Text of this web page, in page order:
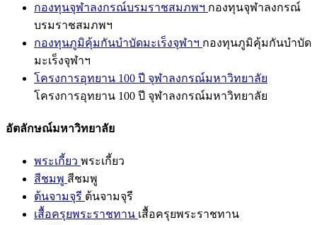
กองทุนจุฬาลงกรณ์บรมราชสมภพฯ กองทุนจุฬาลงกรณ์
บรมราชสมภพฯ
กองทุนภูมิคุ้มกันบำบัดมะเร็งจุฬาฯ กองทุนภูมิคุ้มกันบำบัด
มะเร็งจุฬาฯ
โครงการอุทยาน 100 ปี จุฬาลงกรณ์มหาวิทยาลัย
โครงการอุทยาน 100 ปี จุฬาลงกรณ์มหาวิทยาลัย
อัตลักษณ์มหาวิทยาลัย
พระเกี้ยว พระเกี้ยว
สีชมพู สีชมพู
ต้นจามจุรี ต้นจามจุรี
เสื้อครุยพระราชทาน เสื้อครุยพระราชทาน